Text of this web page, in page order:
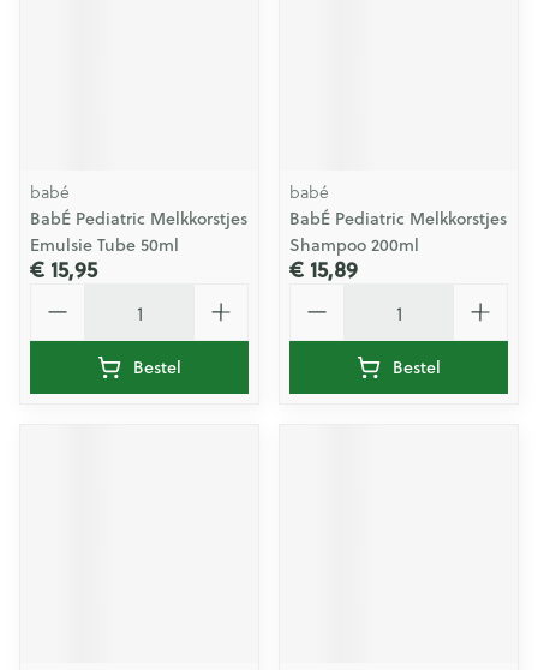
babé
BabÉ Pediatric Melkkorstjes
Emulsie Tube 50ml
€ 15,95
Bestel
babé
BabÉ Pediatric Melkkorstjes
Shampoo 200ml
€ 15,89
Bestel